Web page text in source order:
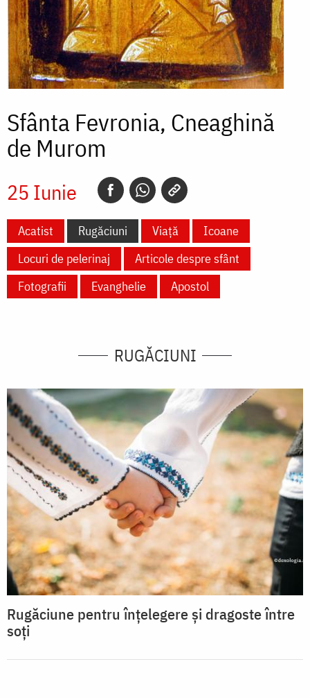
Sfânta Fevronia, Cneaghină
de Murom
25 Iunie
Acatist Rugăciuni Viață
Icoane
Locuri de pelerinaj
Articole despre sfânt
Fotografii
Evanghelie Apostol
RUGĂCIUNI
Rugăciune pentru înţelegere şi dragoste între
soţi